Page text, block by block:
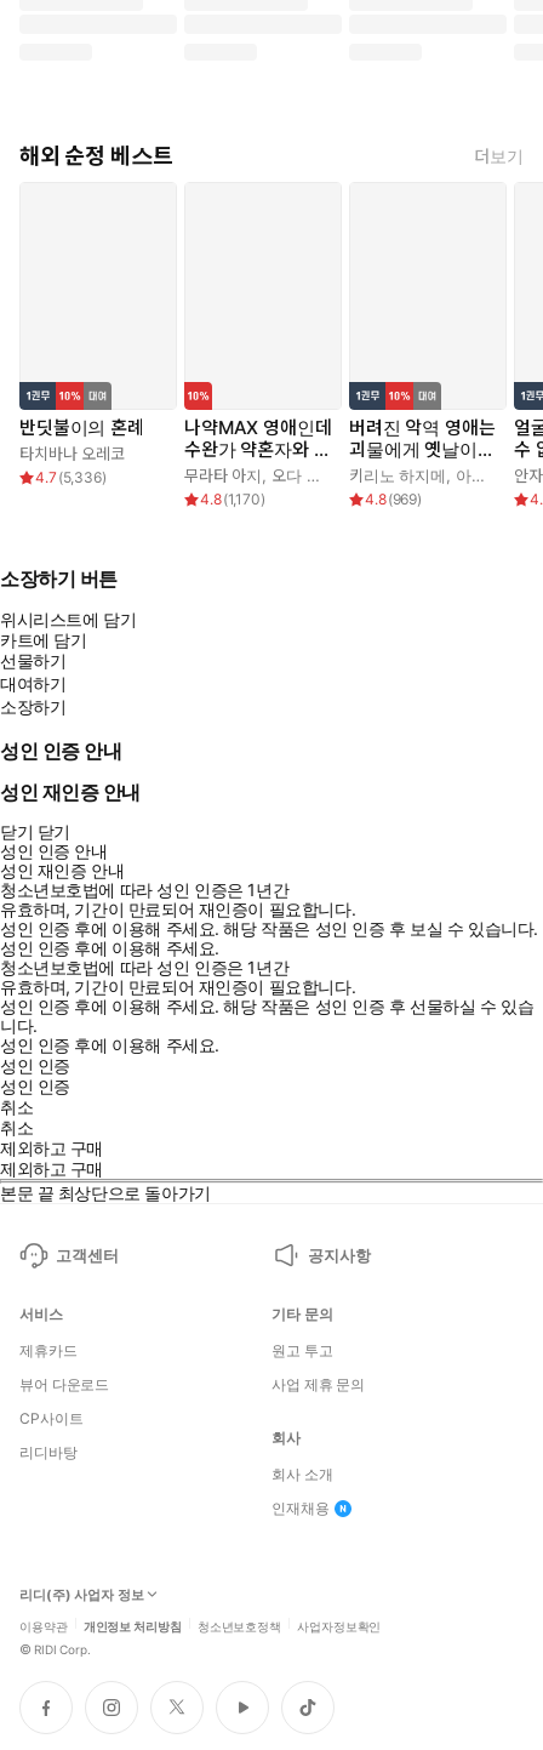
해외 순정 베스트 더보기
반딧불이의 혼례
타치바나 오레코
4.7 (5,336)
나약MAX 영애인데
수완가 약혼자와 내
기를 하고 말았다
무라타 아지 오다 히로
4.8(1,170)
버려진 악역 영애는
괴물에게 옛날이야
기를 들려준다
키리노 하지메 아키자와 에데
4.8(969)
얼
수
안
소장하기 버튼
위시리스트에 담기
카트에 담기
선물하기
대여하기
소장하기
성인 인증 안내
성인 재인증 안내
닫기 닫기
성인 인증 안내
성인 재인증 안내
청소년보호법에 따라 성인 인증은 1년간
유효하며, 기간이 만료되어 재인증이 필요합니다.
성인 인증 후에 이용해 주세요.해당 작품은 성인 인증 후 보실 수 있습니다.
성인 인증 후에 이용해 주세요.
청소년보호법에 따라 성인 인증은 1년간
유효하며, 기간이 만료되어 재인증이 필요합니다.
성인 인증 후에 이용해 주세요.해당 작품은 성인 인증 후 선물하실 수 있습
니다.
성인 인증 후에 이용해 주세요.
성인 인증
성인 인증
취소
취소
제외하고 구매
제외하고 구매
본문 끝 최상단으로 돌아가기
고객센터 공지사항
서비스
제휴카드
뷰어 다운로드
CP사이트
리디바탕
기타 문의
원고 투고
사업 제휴 문의
회사
회사 소개
인재채용
리디(주) 사업자 정보
이용약관 개인정보 처리방침 청소년보호정책 사업자정보확인
© RIDI Corp.
페
이
인
스
트
위
유
튜
틱
톡